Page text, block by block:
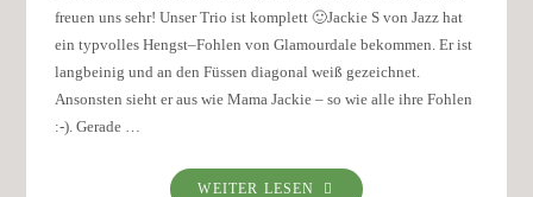
freuen uns sehr! Unser Trio ist komplett 🙂Jackie S von Jazz hat
ein typvolles Hengst–Fohlen von Glamourdale bekommen. Er ist
langbeinig und an den Füssen diagonal weiß gezeichnet.
Ansonsten sieht er aus wie Mama Jackie – so wie alle ihre Fohlen
:-). Gerade …
WEITER LESEN "FOHLEN